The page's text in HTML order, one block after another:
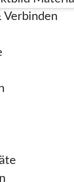
Verbinden